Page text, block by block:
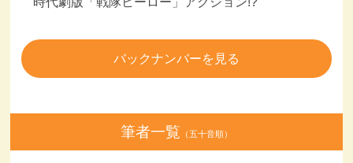
バックナンバーを見る
筆者一覧 （五十音順）